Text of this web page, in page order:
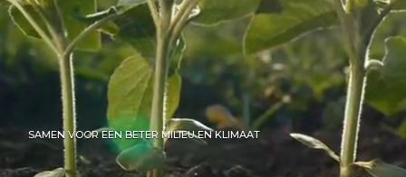
SAMEN VOOR EEN BETER MILIEU EN KLIMAAT